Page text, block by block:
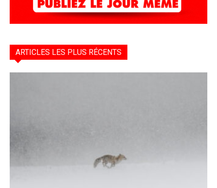
ARTICLES LES PLUS RÉCENTS